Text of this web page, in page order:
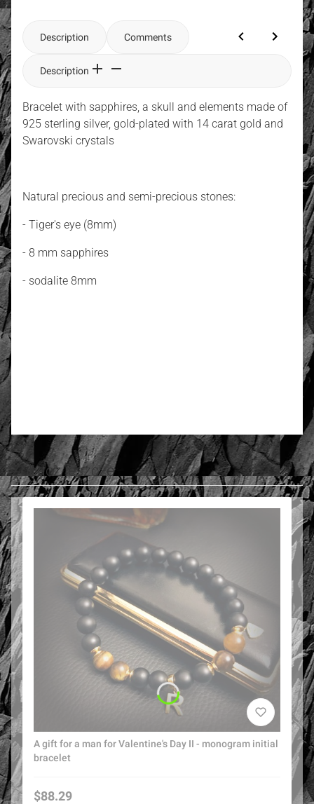
Description Comments
Description
Bracelet with sapphires, a skull and elements made of
925 sterling silver, gold-plated with 14 carat gold and
Swarovski crystals
Natural precious and semi-precious stones:
- Tiger's eye (8mm)
- 8 mm sapphires
- sodalite 8mm
Zobacz jeszcze
A gift for a man for Valentine's Day II - monogram initial
bracelet
Price
$88.29